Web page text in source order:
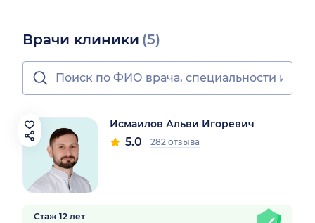
Врачи клиники (5)
Исмаилов Альви Игоревич
5.0 282 отзыва
Стаж 12 лет